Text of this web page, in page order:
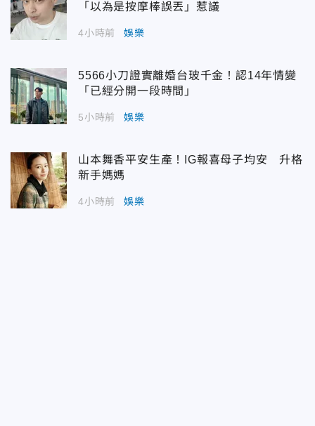
「以為是按摩棒誤丟」惹議
4小時前 娛樂
5566小刀證實離婚台玻千金！認14年情變
「已經分開一段時間」
5小時前 娛樂
山本舞香平安生產！IG報喜母子均安 升格
新手媽媽
4小時前 娛樂